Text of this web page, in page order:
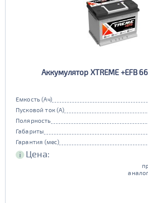
Аккумулятор XTREME +EFB
Емкость (Ач)
Пусковой ток (А)
Полярность
Габариты
Гарантия (мес)
i Цена: